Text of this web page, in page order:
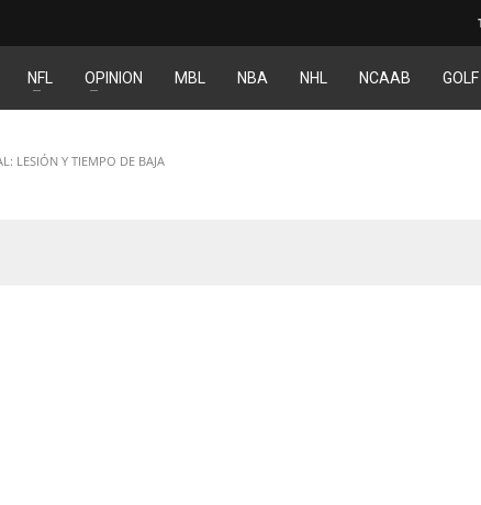
NFL OPINION MBL NBA NHL NCAAB GOLF
LESIÓN Y TIEMPO DE BAJA